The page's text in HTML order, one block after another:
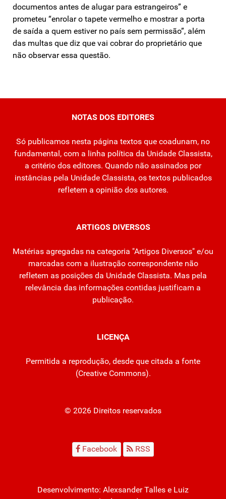
documentos antes de alugar para estrangeiros” e
prometeu “enrolar o tapete vermelho e mostrar a porta
de saída a quem estiver no país sem permissão”, além
das multas que diz que vai cobrar do proprietário que
não observar essa questão.
NOTAS DOS EDITORES
Só publicamos nesta página textos que coadunam, no
fundamental, com a linha política da Unidade Classista,
a critério dos editores. Quando não assinados por
instâncias pela Unidade Classista, os textos publicados
refletem a opinião dos autores.
ARTIGOS DIVERSOS
Matérias agregadas na categoria "Artigos Diversos" e/ou
marcadas com a ilustração correspondente não
refletem as posições da Unidade Classista. Mas pela
relevância das informações contidas justificam a
publicação.
LICENÇA
Permitida a reprodução, desde que citada a fonte
(Creative Commons).
© 2026 Direitos reservados
Facebook RSS
Desenvolvimento: Alexsander Talles e Luiz